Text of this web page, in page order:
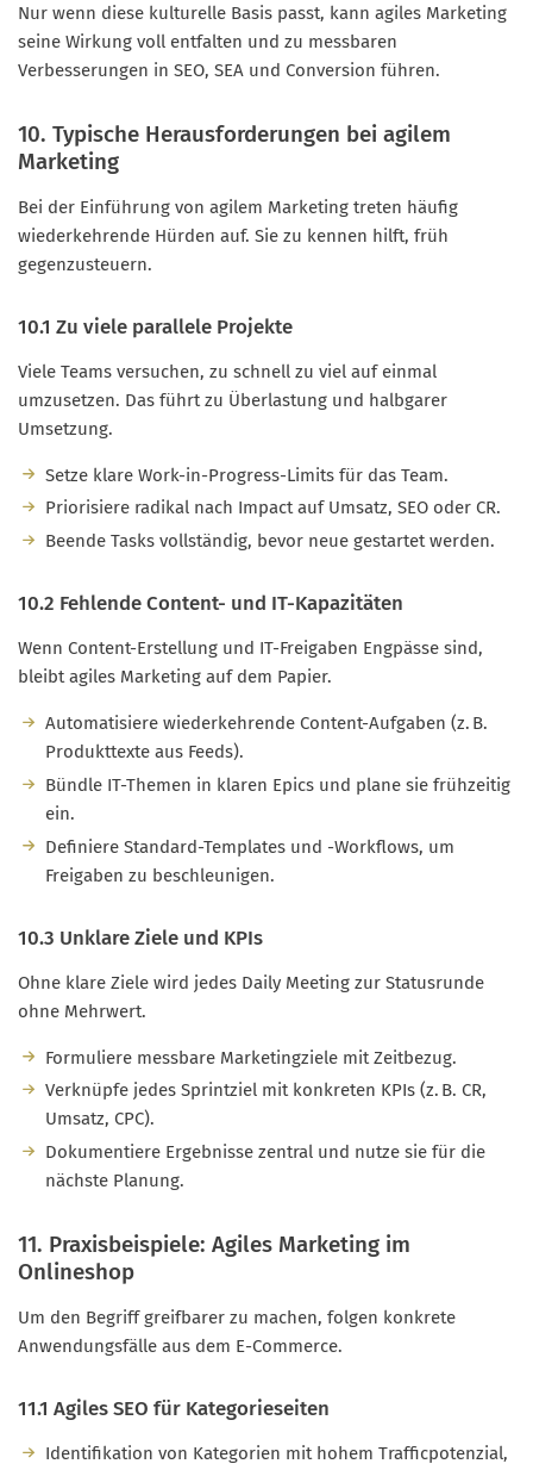
Nur wenn diese kulturelle Basis passt, kann agiles Marketing
seine Wirkung voll entfalten und zu messbaren
Verbesserungen in SEO, SEA und Conversion führen.
10. Typische Herausforderungen bei agilem
Marketing
Bei der Einführung von agilem Marketing treten häufig
wiederkehrende Hürden auf. Sie zu kennen hilft, früh
gegenzusteuern.
10.1 Zu viele parallele Projekte
Viele Teams versuchen, zu schnell zu viel auf einmal
umzusetzen. Das führt zu Überlastung und halbgarer
Umsetzung.
Setze klare Work-in-Progress-Limits für das Team.
Priorisiere radikal nach Impact auf Umsatz, SEO oder CR.
Beende Tasks vollständig, bevor neue gestartet werden.
10.2 Fehlende Content- und IT-Kapazitäten
Wenn Content-Erstellung und IT-Freigaben Engpässe sind,
bleibt agiles Marketing auf dem Papier.
Automatisiere wiederkehrende Content-Aufgaben (z. B.
Produkttexte aus Feeds).
Bündle IT-Themen in klaren Epics und plane sie frühzeitig
ein.
Definiere Standard-Templates und -Workflows, um
Freigaben zu beschleunigen.
10.3 Unklare Ziele und KPIs
Ohne klare Ziele wird jedes Daily Meeting zur Statusrunde
ohne Mehrwert.
Formuliere messbare Marketingziele mit Zeitbezug.
Verknüpfe jedes Sprintziel mit konkreten KPIs (z. B. CR,
Umsatz, CPC).
Dokumentiere Ergebnisse zentral und nutze sie für die
nächste Planung.
11. Praxisbeispiele: Agiles Marketing im
Onlineshop
Um den Begriff greifbarer zu machen, folgen konkrete
Anwendungsfälle aus dem E-Commerce.
11.1 Agiles SEO für Kategorieseiten
Identifikation von Kategorien mit hohem Trafficpotenzial,